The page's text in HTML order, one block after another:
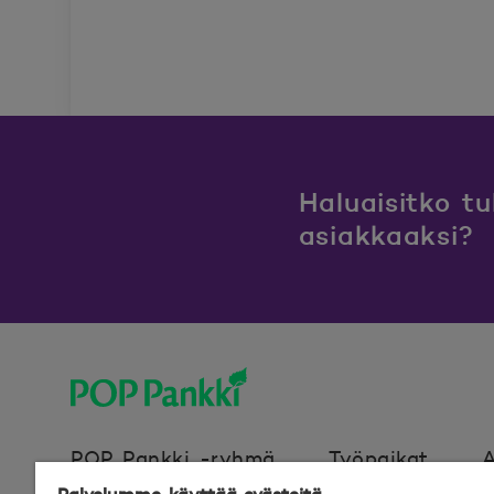
Haluaisitko
asiakkaaksi?
POP Pankki -ryhmä
Työpaikat